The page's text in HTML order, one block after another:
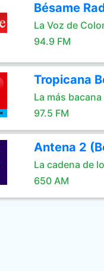
Bésame
La Voz de
94.9 FM
Tropicana
La más bacana
97.5 FM
Antena 2
La cadena de
650 AM